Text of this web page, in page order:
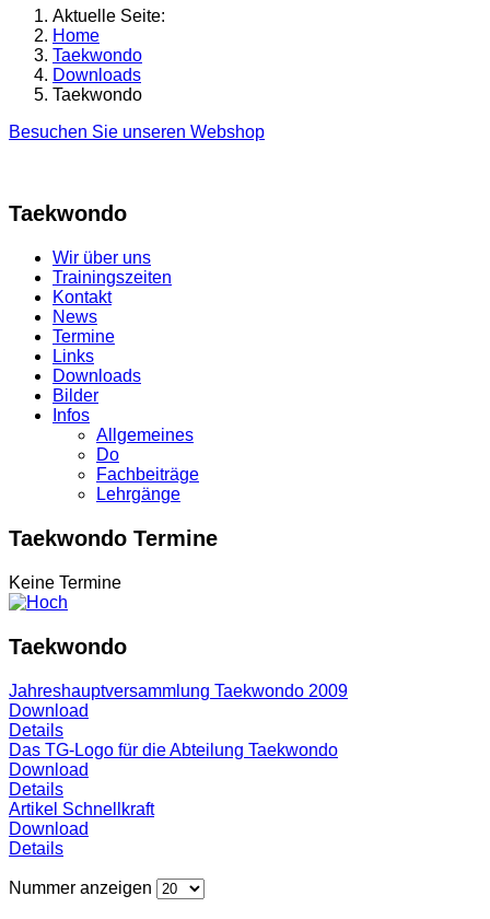
Aktuelle Seite:
Home
Taekwondo
Downloads
Taekwondo
Besuchen Sie unseren Webshop
Taekwondo
Wir über uns
Trainingszeiten
Kontakt
News
Termine
Links
Downloads
Bilder
Infos
Allgemeines
Do
Fachbeiträge
Lehrgänge
Taekwondo Termine
Keine Termine
Taekwondo
Jahreshauptversammlung Taekwondo 2009
Download
Details
Das TG-Logo für die Abteilung Taekwondo
Download
Details
Artikel Schnellkraft
Download
Details
Nummer anzeigen